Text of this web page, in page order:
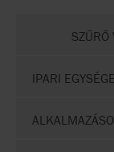
SZŰRŐ
IPARI